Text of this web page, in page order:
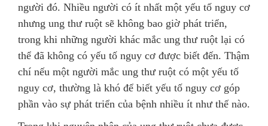
người đó. Nhiều người có ít nhất một yếu tố nguy cơ
nhưng ung thư ruột sẽ không bao giờ phát triển,
trong khi những người khác mắc ung thư ruột lại có
thể đã không có yếu tố nguy cơ được biết đến. Thậm
chí nếu một người mắc ung thư ruột có một yếu tố
nguy cơ, thường là khó để biết yếu tố nguy cơ góp
phần vào sự phát triển của bệnh nhiều ít như thế nào.